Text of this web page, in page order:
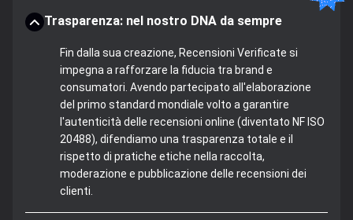
Trasparenza: nel nostro DNA da sempre
Fin dalla sua creazione, Recensioni Verificate si
impegna a rafforzare la fiducia tra brand e
consumatori. Avendo partecipato all'elaborazione
del primo standard mondiale volto a garantire
l'autenticità delle recensioni online (diventato NF ISO
20488), difendiamo una trasparenza totale e il
rispetto di pratiche etiche nella raccolta,
moderazione e pubblicazione delle recensioni dei
clienti.